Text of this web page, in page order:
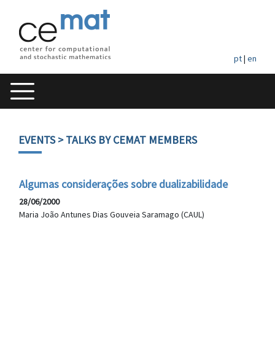
pt| en
EVENTS> TALKS BY CEMAT MEMBERS
Algumas considerações sobre dualizabilidade
28/06/2000
Maria João Antunes Dias Gouveia Saramago (CAUL)